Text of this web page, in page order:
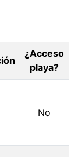
¿Acceso
playa?
No